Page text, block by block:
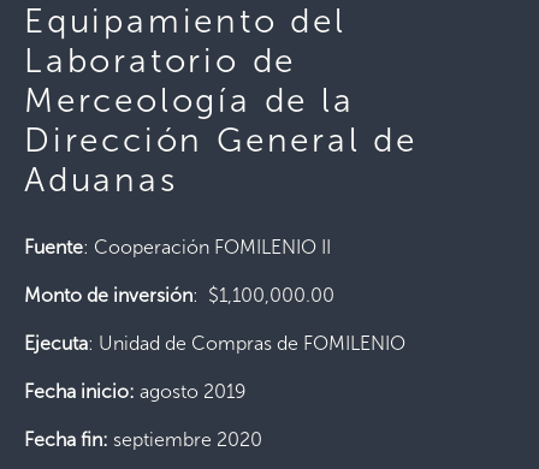
Equipamiento del
Laboratorio de
Merceología de la
Dirección General de
Aduanas
Fuente: Cooperación FOMILENIO II
Monto de inversión: $1,100,000.00
Ejecuta: Unidad de Compras de FOMILENIO
Fecha inicio: agosto 2019
Fecha fin: septiembre 2020